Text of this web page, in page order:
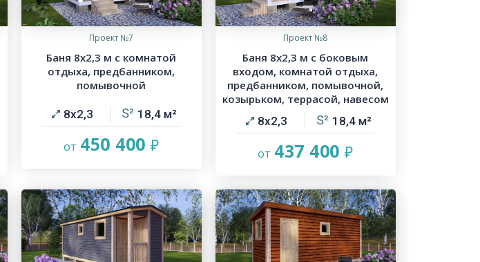
Проект №7
Баня 8х2,3 м с комнатой
отдыха, предбанником,
помывочной
8х2,3 18,4
450 400
Проект №8
Баня 8х2,3 м с боковым
входом, комнатой отдыха,
предбанником, помывочной,
козырьком, террасой, навесом
8х2,3
18,4
437 400